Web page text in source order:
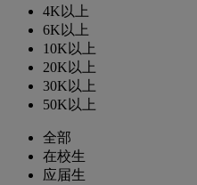
4K以上
6K以上
10K以上
20K以上
30K以上
50K以上
全部
在校生
应届生